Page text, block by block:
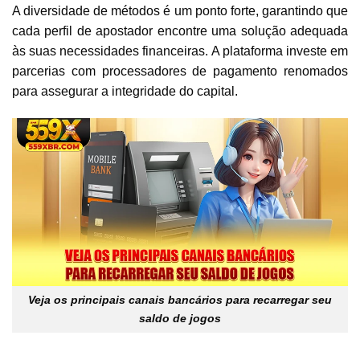
A diversidade de métodos é um ponto forte, garantindo que
cada perfil de apostador encontre uma solução adequada
às suas necessidades financeiras. A plataforma investe em
parcerias com processadores de pagamento renomados
para assegurar a integridade do capital.
Veja os principais canais bancários para recarregar seu
saldo de jogos